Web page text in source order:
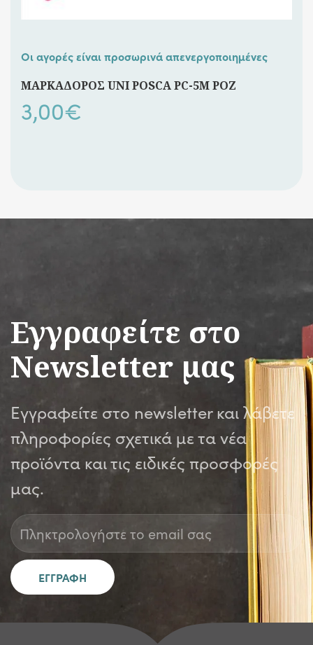
Οι αγορές είναι προσωρινά απενεργοποιημένες
ΜΑΡΚΑΔΟΡΟΣ UNI POSCA PC-5M ΡΟΖ
3,00€
Εγγραφείτε στο
Newsletter μας
Εγγραφείτε στο newsletter και λάβετε
πληροφορίες σχετικά με τα νέα
προϊόντα και τις ειδικές προσφορές
μας.